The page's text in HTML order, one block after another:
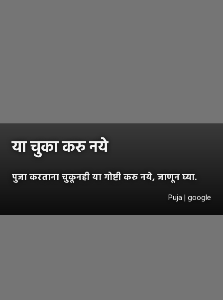
या चुका करु नये
पुजा करताना चुकूनही या गोष्टी करु नये, जाणून घ्या.
Puja | google